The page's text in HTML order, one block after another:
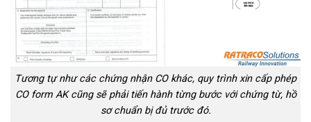
Tương tự như các chứng nhận CO khác, quy trình xin cấp phép
CO form AK cũng sẽ phải tiến hành từng bước với chứng từ, hồ
sơ chuẩn bị đủ trước đó.